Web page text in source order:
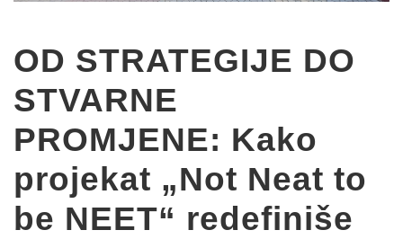
OD STRATEGIJE DO
STVARNE
PROMJENE: Kako
projekat „Not Neat to
be NEET“ redefiniše